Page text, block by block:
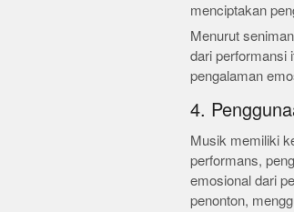
menciptakan
Menurut
dari performansi
pengalaman
4.
Musik memiliki
performans,
emosional dari
penonton,